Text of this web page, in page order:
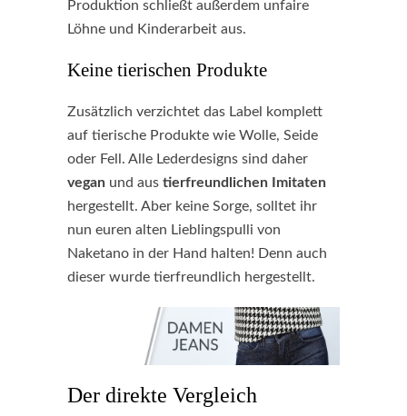
Produktion schließt außerdem unfaire
Löhne und Kinderarbeit aus.
Keine tierischen Produkte
Zusätzlich verzichtet das Label komplett
auf tierische Produkte wie Wolle, Seide
oder Fell. Alle Lederdesigns sind daher
vegan und aus tierfreundlichen Imitaten
hergestellt. Aber keine Sorge, solltet ihr
nun euren alten Lieblingspulli von
Naketano in der Hand halten! Denn auch
dieser wurde tierfreundlich hergestellt.
Der direkte Vergleich